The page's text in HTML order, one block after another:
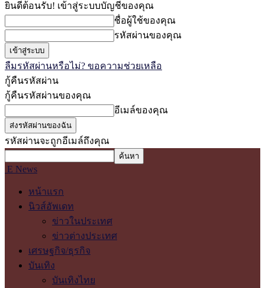
ยินดีต้อนรับ! เข้าสู่ระบบบัญชีของคุณ
ชื่อผู้ใช้ของคุณ
รหัสผ่านของคุณ
ลืมรหัสผ่านหรือไม่? ขอความช่วยเหลือ
กู้คืนรหัสผ่าน
กู้คืนรหัสผ่านของคุณ
อีเมล์ของคุณ
รหัสผ่านจะถูกอีเมล์ถึงคุณ
E News
หน้าแรก
นิวส์อัพเดท
ข่าวในประเทศ
ข่าวต่างประเทศ
เศรษฐกิจ/ธุรกิจ
บันเทิง
บันเทิงไทย